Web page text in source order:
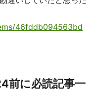
46fddb094563bd
前に必読記事一